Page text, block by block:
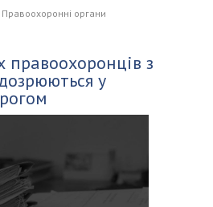
Правоохоронні органи
правоохоронців з
у